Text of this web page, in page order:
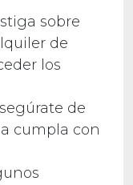
sobre
de
los
de
cumpla con